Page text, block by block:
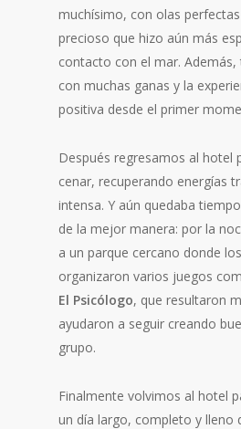
muchísimo, con olas
precioso que hizo aún más
contacto con el mar.
con muchas ganas y la
positiva desde el primer
Después regresamos al hotel
cenar, recuperando energías
intensa. Y aún quedaba
de la mejor manera: por la
a un parque cercano donde
organizaron varios juegos
El Psicólogo, que resultaron
ayudaron a seguir creando
grupo.
Finalmente volvimos al hotel
un día largo, completo y lleno